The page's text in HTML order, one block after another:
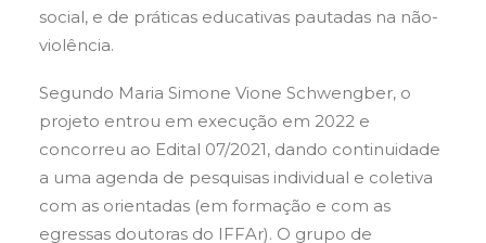
social, e de práticas educativas pautadas na não-
violência.
Segundo Maria Simone Vione Schwengber, o
projeto entrou em execução em 2022 e
concorreu ao Edital 07/2021, dando continuidade
a uma agenda de pesquisas individual e coletiva
com as orientadas (em formação e com as
egressas doutoras do IFFAr). O grupo de